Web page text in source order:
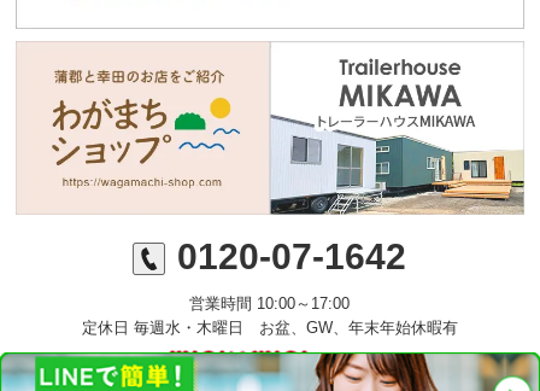
0120-07-1642
営業時間 10:00～17:00
定休日 毎週水・木曜日 お盆、GW、年末年始休暇有